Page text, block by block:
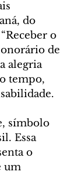
do
o
de
alegria
tempo,
símbolo
Essa
o
um